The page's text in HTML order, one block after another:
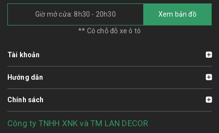
Giờ mở cửa: 8h30 - 20h30 Xem bản đồ
** Có chỗ đỗ xe ô tô
Tài khoản
Hướng dẫn
Chính sách
Công ty TNHH XNK và TM LAN DECOR